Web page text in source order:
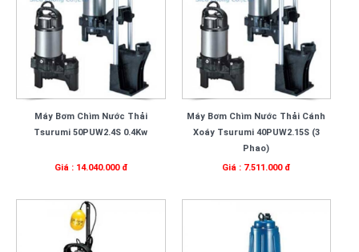
Máy Bơm Chìm Nước Thải
Tsurumi 50PUW2.4S 0.4Kw
Giá : 14.040.000 đ
Máy Bơm Chìm Nước Thải Cánh
Xoáy Tsurumi 40PUW2.15S (3
Phao)
Giá : 7.511.000 đ